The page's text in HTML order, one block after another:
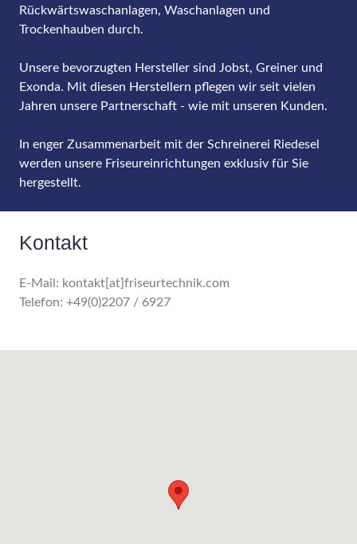
Rückwärtswaschanlagen, Waschanlagen und
Trockenhauben durch.
Unsere bevorzugten Hersteller sind Jobst, Greiner und
Exonda. Mit diesen Herstellern pflegen wir seit vielen
Jahren unsere Partnerschaft - wie mit unseren Kunden.
In enger Zusammenarbeit mit der Schreinerei Riedesel
werden unsere Friseureinrichtungen exklusiv für Sie
hergestellt.
Kontakt
E-Mail: kontakt[at]friseurtechnik.com
Telefon: +49(0)2207 / 6927